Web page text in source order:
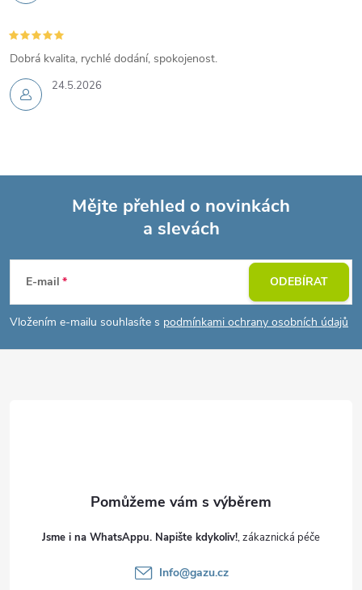
24.5.2026
Dobrá kvalita, rychlé dodání, spokojenost.
p
a
Mějte přehled o novinkách
a slevách
E-mail
Vložením e-mailu souhlasíte s podmínkami ochrany osobních údajů
ODEBÍRAT
Jsme i na WhatsAppu. Napište kdykoliv!
Info@gazu.cz